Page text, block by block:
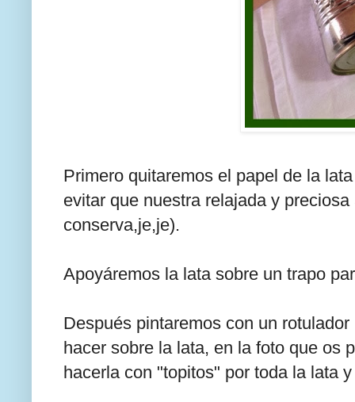
Primero quitaremos el papel de la
evitar que nuestra relajada y
conserva,je,je).
Apoyáremos la lata sobre un trapo
Después pintaremos con un
hacer sobre la lata, en la foto que os
hacerla con "topitos" por toda la lata